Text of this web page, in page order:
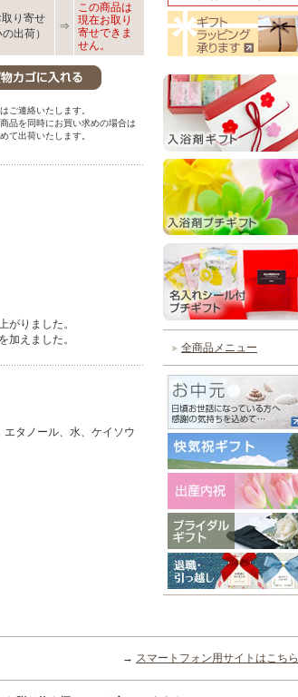
り寄せ
出荷）
⇒
この商品は
現在お取り
寄せできま
せん。
ご連絡いたします。
品を同時にお買い求めの場合は
て出荷いたします。
がりました。
加えました。
タノール、水、ケイソウ
全商品メニュー
→ スマートフォン用サイトはこちら